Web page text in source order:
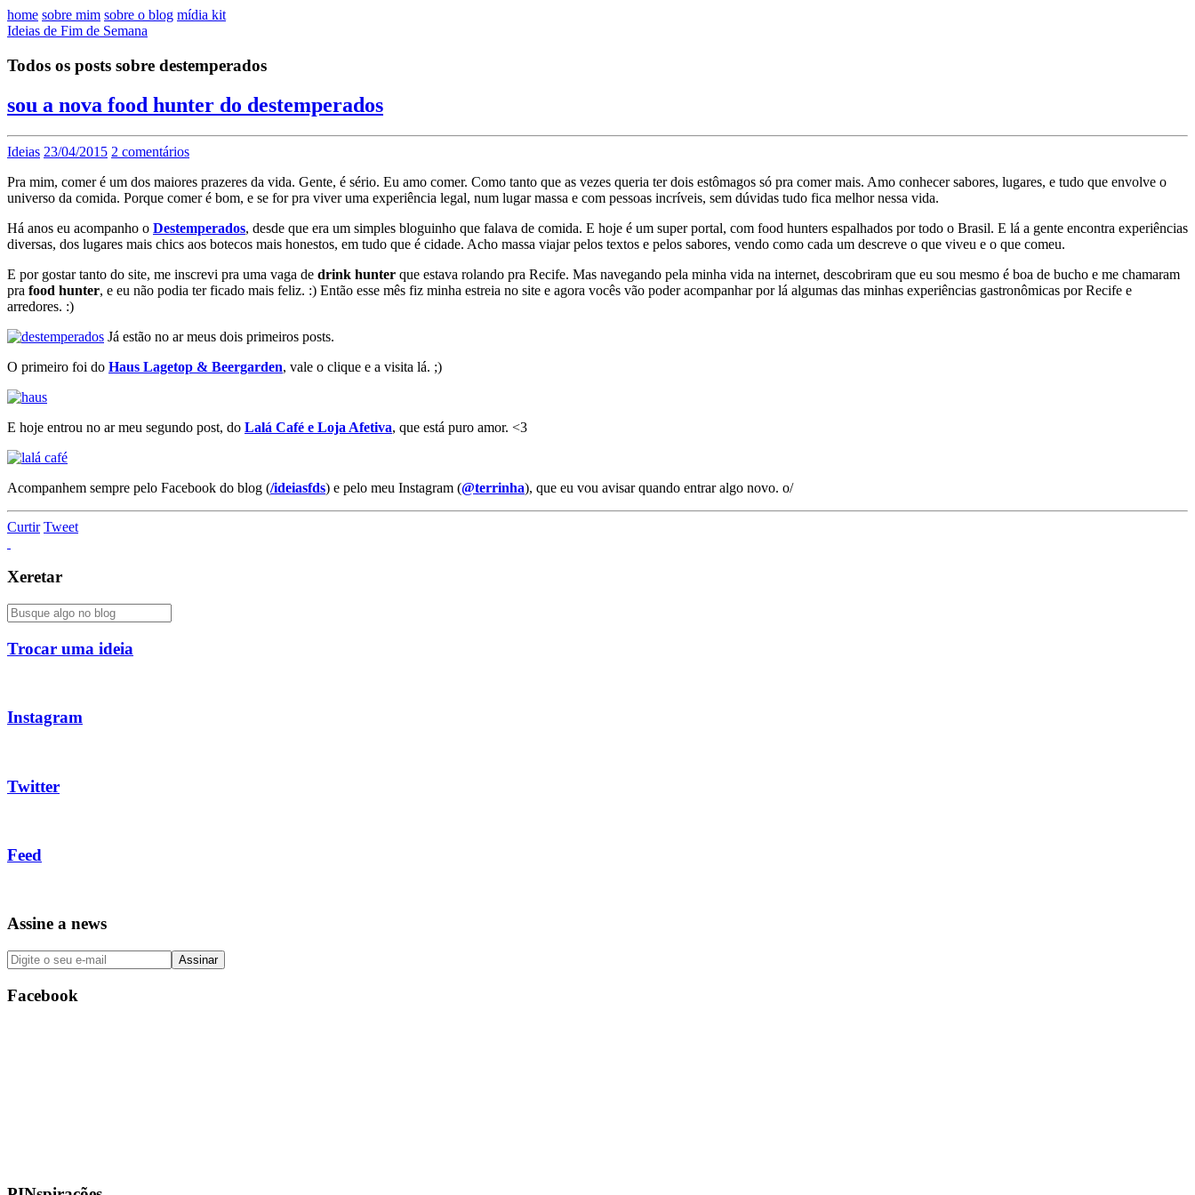
home sobre mim sobre o blog mídia kit
Ideias de Fim de Semana
Todos os posts sobre destemperados
sou a nova food hunter do destemperados
Ideias 23/04/2015 2 comentários
Pra mim, comer é um dos maiores prazeres da vida. Gente, é sério. Eu amo comer. Como tanto que as vezes queria ter dois estômagos só pra comer mais. Amo conhecer sabores, lugares, e tudo que envolve o
universo da comida. Porque comer é bom, e se for pra viver uma experiência legal, num lugar massa e com pessoas incríveis, sem dúvidas tudo fica melhor nessa vida.
Há anos eu acompanho o Destemperados, desde que era um simples bloguinho que falava de comida. E hoje é um super portal, com food hunters espalhados por todo o Brasil. E lá a gente encontra experiências
diversas, dos lugares mais chics aos botecos mais honestos, em tudo que é cidade. Acho massa viajar pelos textos e pelos sabores, vendo como cada um descreve o que viveu e o que comeu.
E por gostar tanto do site, me inscrevi pra uma vaga de drink hunter que estava rolando pra Recife. Mas navegando pela minha vida na internet, descobriram que eu sou mesmo é boa de bucho e me chamaram
pra food hunter, e eu não podia ter ficado mais feliz. :) Então esse mês fiz minha estreia no site e agora vocês vão poder acompanhar por lá algumas das minhas experiências gastronômicas por Recife e
arredores. :)
Já estão no ar meus dois primeiros posts.
O primeiro foi do Haus Lagetop & Beergarden, vale o clique e a visita lá. ;)
E hoje entrou no ar meu segundo post, do Lalá Café e Loja Afetiva, que está puro amor. <3
Acompanhem sempre pelo Facebook do blog (/ideiasfds) e pelo meu Instagram (@terrinha), que eu vou avisar quando entrar algo novo. o/
Curtir Tweet
Xeretar
Trocar uma ideia
Instagram
Twitter
Feed
Assine a news
Facebook